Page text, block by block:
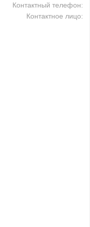
Контактный телефон:
Контактное лицо: